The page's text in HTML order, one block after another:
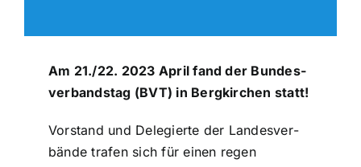
Am 21./22. 2023 April fand der Bun­des­
ver­bands­tag (BVT) in Berg­kir­chen statt!
Vorstand und Dele­gier­te der Lan­des­ver­
bän­de trafen sich für einen regen